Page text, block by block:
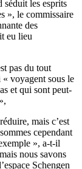
séduit les esprits
», le commissaire
des
eu lieu
pas du tout
voyagent sous le
et qui sont peut-
mais c’est
cependant
», a-t-il
nous savons
Schengen